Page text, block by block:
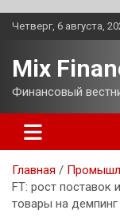
Перейти
Четверг, 6 августа,
Mix
Финансовый
Главная
FT: рост поставок
товары на демпинг